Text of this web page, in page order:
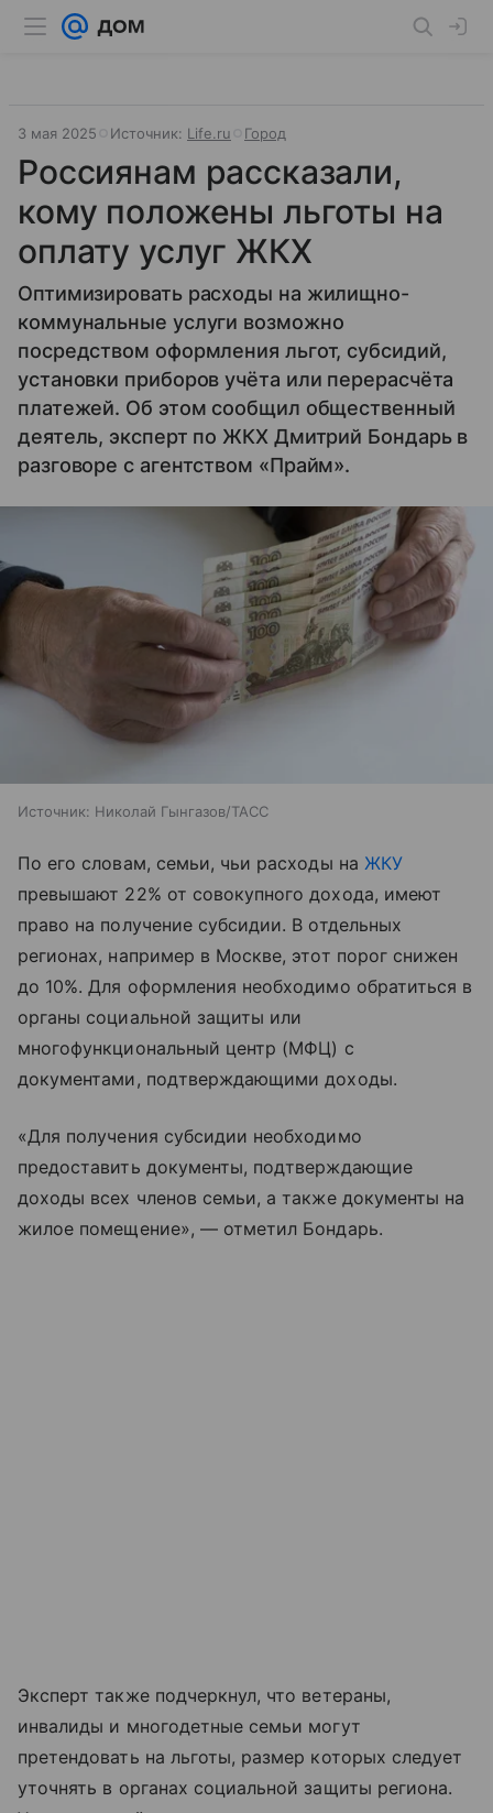
3 мая 2025 Источник: Life.ru Город
Россиянам рассказали,
кому положены льготы на
оплату услуг ЖКХ
Оптимизировать расходы на жилищно-
коммунальные услуги возможно
посредством оформления льгот, субсидий,
установки приборов учёта или перерасчёта
платежей. Об этом сообщил общественный
деятель, эксперт по ЖКХ Дмитрий Бондарь в
разговоре с агентством «Прайм».
Источник: Николай Гынгазов/ТАСС
По его словам, семьи, чьи расходы на ЖКУ
превышают 22% от совокупного дохода, имеют
право на получение субсидии. В отдельных
регионах, например в Москве, этот порог снижен
до 10%. Для оформления необходимо обратиться в
органы социальной защиты или
многофункциональный центр (МФЦ) с
документами, подтверждающими доходы.
«Для получения субсидии необходимо
предоставить документы, подтверждающие
доходы всех членов семьи, а также документы на
жилое помещение», — отметил Бондарь.
Эксперт также подчеркнул, что ветераны,
инвалиды и многодетные семьи могут
претендовать на льготы, размер которых следует
уточнять в органах социальной защиты региона.